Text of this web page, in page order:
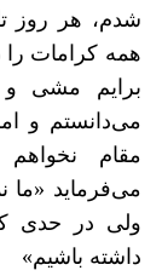
شدم، هر روز
همه کرامات را
برایم مشی و
می‌دانستم و
مقام
می‌فرماید «ما
ولی در حدی که
داشته باشیم»